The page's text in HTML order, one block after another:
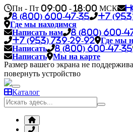
Пн - Пт 09:00 - 18:00 МСК
8 (800) 600-47-35
+7
Где мы находимся
Написать нам
8 (800) 600-
+7 (953) 739-29-92
Где мы
Написать
8 (800) 600-47-35
Написать
Мы на карте
Размер вашего экрана не
повернуть устройство
Каталог